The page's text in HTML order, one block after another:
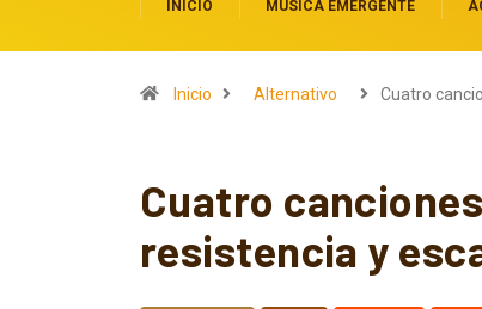
INICIO MÚSICA EMERGENTE
Inicio Alternativo Cuatro
Cuatro
resistencia y